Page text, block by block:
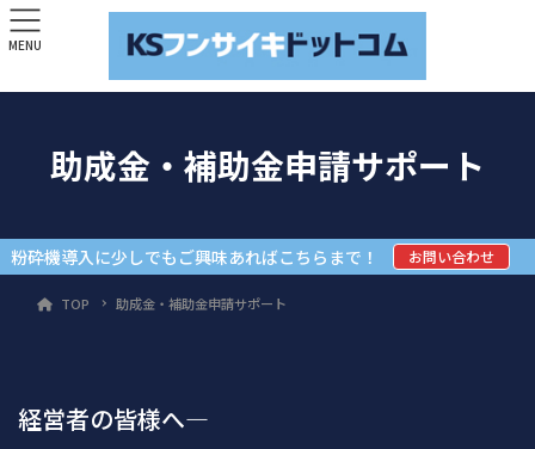
助成金・補助金申請サポート
粉砕機導入に少しでもご興味あればこちらまで！ お問い合わせ
TOP 助成金・補助金申請サポート
経営者の皆様へ―
MENU